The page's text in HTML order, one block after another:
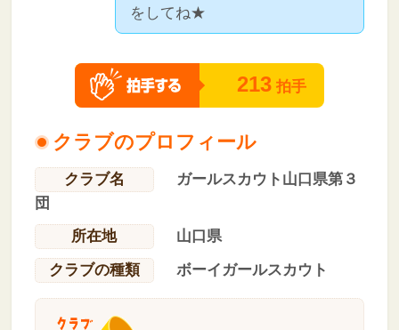
をしてね★
213 拍手
クラブのプロフィール
クラブ名
ガールスカウト山口県第３
団
所在地
山口県
クラブの種類
ボーイガールスカウト